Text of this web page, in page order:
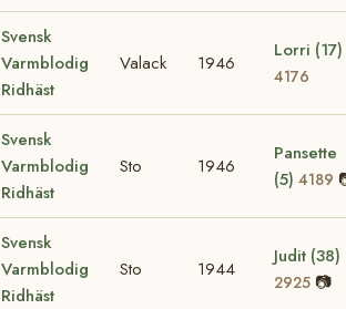
Svensk
Varmblodig
Ridhäst
Valack 1946
Lorri (17)
4176
Svensk
Varmblodig
Ridhäst
Sto 1946
Pansette
(5) 4189
Svensk
Varmblodig
Ridhäst
Sto 1944
Judit (38)
2925 📷